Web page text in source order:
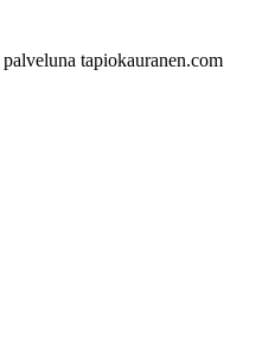
palveluna tapiokauranen.com